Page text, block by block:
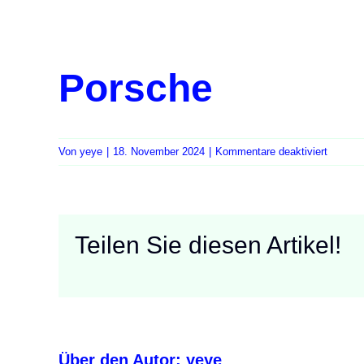
Porsche
Von yeye | 18. November 2024 | Kommentare deaktiviertfür
Teilen Sie diesen Artikel!
Über den Autor: yeye